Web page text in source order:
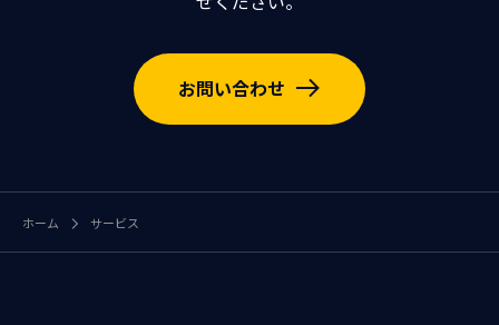
お問い合わせ
ホーム サービス